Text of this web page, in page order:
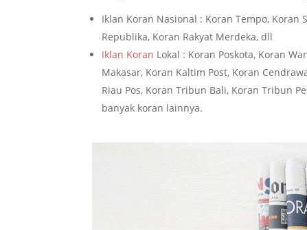
Iklan Koran Nasional : Koran Tempo, Koran
Republika, Koran Rakyat Merdeka, dll
Iklan Koran Lokal : Koran Poskota, Koran
Makasar, Koran Kaltim Post, Koran
Riau Pos, Koran Tribun Bali, Koran Tribun
banyak koran lainnya.